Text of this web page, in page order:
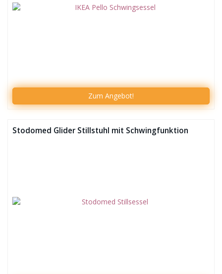
Zum Angebot!
Stodomed Glider Stillstuhl mit Schwingfunktion